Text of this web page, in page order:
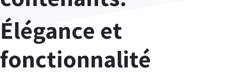
Élégance et
fonctionnalité